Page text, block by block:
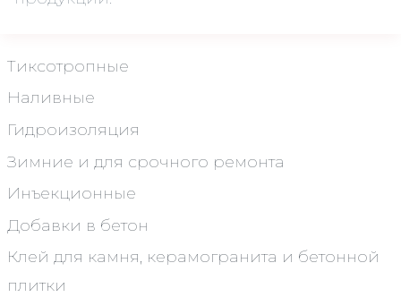
Тиксотропные
Наливные
Гидроизоляция
Зимние и для срочного ремонта
Инъекционные
Добавки в бетон
Клей для камня, керамогранита и бетонной
плитки